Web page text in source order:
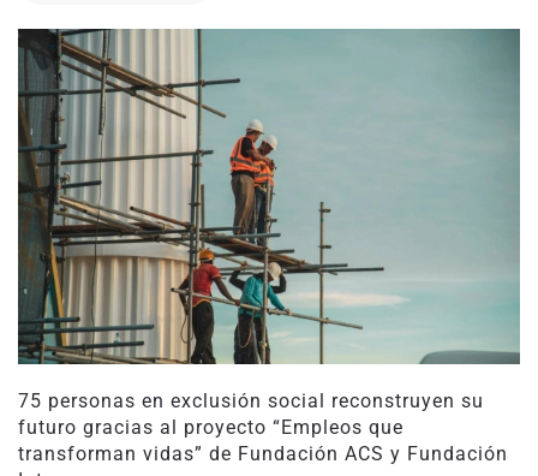
75 personas en exclusión social reconstruyen su
futuro gracias al proyecto “Empleos que
transforman vidas” de Fundación ACS y Fundación